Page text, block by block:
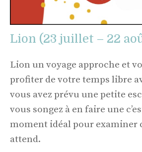
Lion (23 juillet – 22
Lion un voyage approche et
profiter de votre temps libre
vous avez prévu une petite
vous songez à en faire une
moment idéal pour examiner
attend.